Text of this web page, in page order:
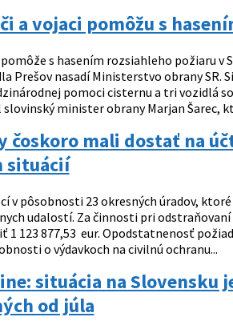
a vojaci pomôžu s
s hasením rozsiahleho požiaru v
Prešov nasadí Ministerstvo obrany
pomoci cisternu a tri vozidlá
minister obrany Marjan Šarec,
čoskoro mali dostať na
situácií
v pôsobnosti 23 okresných úradov,
udalostí. Za činnosti pri
123 877,53 eur. Opodstatnenosť
o výdavkoch na civilnú ochranu...
situácia na
od júla